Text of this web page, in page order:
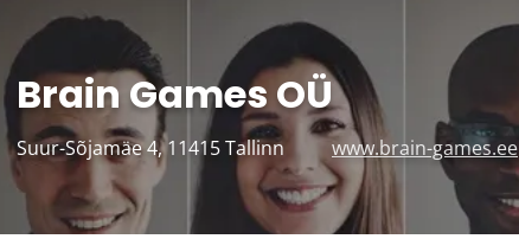
Brain Games OÜ
Suur-Sõjamäe 4, 11415 Tallinn www.brain-games.ee